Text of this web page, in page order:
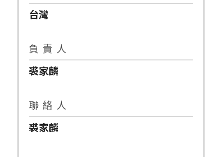
台灣
負 責 人
裘家麟
聯 絡 人
裘家麟